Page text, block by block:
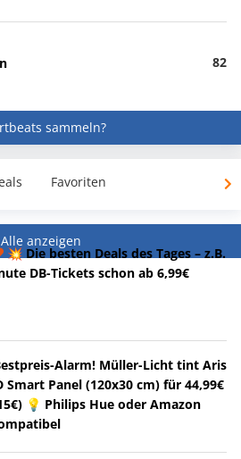
82
sammeln?
Favoriten
Alle anzeigen
💥 Die besten Deals des Tages – z.B.
DB-Tickets schon ab 6,99€
Alarm! Müller-Licht tint Aris
Smart Panel (120x30 cm) für 44,99€
💡 Philips Hue oder Amazon